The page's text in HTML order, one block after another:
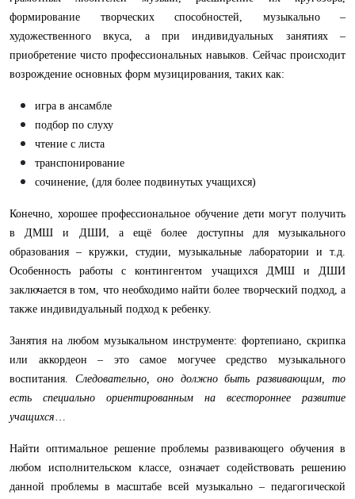
формирование творческих способностей, музыкально –
художественного вкуса, а при индивидуальных занятиях –
приобретение чисто профессиональных навыков. Сейчас происходит
возрождение основных форм музицирования, таких как:
игра в ансамбле
подбор по слуху
чтение с листа
транспонирование
сочинение, (для более подвинутых учащихся)
Конечно, хорошее профессиональное обучение дети могут получить
в ДМШ и ДШИ, а ещё более доступны для музыкального
образования – кружки, студии, музыкальные лаборатории и т.д.
Особенность работы с контингентом учащихся ДМШ и ДШИ
заключается в том, что необходимо найти более творческий подход, а
также индивидуальный подход к ребенку.
Занятия на любом музыкальном инструменте: фортепиано, скрипка
или аккордеон – это самое могучее средство музыкального
воспитания. Следовательно, оно должно быть развивающим, то
есть специально ориентированным на всестороннее развитие
учащихся…
Найти оптимальное решение проблемы развивающего обучения в
любом исполнительском классе, означает содействовать решению
данной проблемы в масштабе всей музыкально – педагогической